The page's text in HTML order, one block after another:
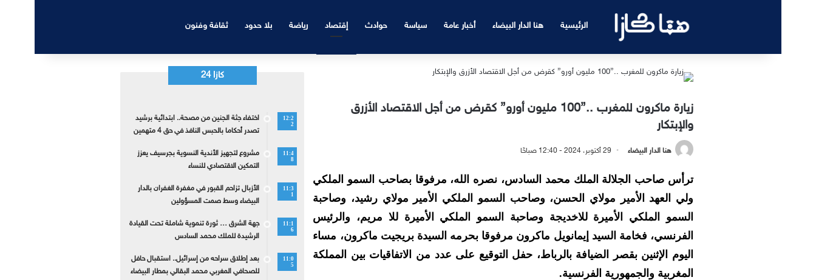
الرئيسية هنا الدار البيضاء أخبار عامة سياسة حوادث إقتصاد رياضة بلا حدود ثقافة وفنون
زيارة ماكرون للمغرب ..”100 مليون أورو” كقرض من أجل الاقتصاد الأزرق
والإبتكار
هنا الدار البيضاء 29 أكتوبر، 2024 - 12:40 صباحًا
ترأس صاحب الجلالة الملك محمد السادس، نصره الله، مرفوقا بصاحب السمو الملكي
ولي العهد الأمير مولاي الحسن، وصاحب السمو الملكي الأمير مولاي رشيد، وصاحبة
السمو الملكي الأميرة للاخديجة وصاحبة السمو الملكي الأميرة للا مريم، والرئيس
الفرنسي، فخامة السيد إيمانويل ماكرون مرفوقا بحرمه السيدة بريجيت ماكرون، مساء
اليوم الإثنين بقصر الضيافة بالرباط، حفل التوقيع على عدد من الاتفاقيات بين المملكة
المغربية والجمهورية الفرنسية.
كازا 24
12:2
2
اختفاء جثة الجنين من مصحة.. ابتدائية برشيد
تصدر أحكاما بالحبس النافذ في حق 4 متهمين
11:4
8
مشروع لتجهيز الأندية النسوية بجرسيف يعزز
التمكين الاقتصادي للنساء
11:3
1
الأزبال تزاحم القبور في مغفرة الغفران بالدار
البيضاء وسط صمت المسؤولين
11:1
6
جهة الشرق … ثورة تنموية شاملة تحت القيادة
الرشيدة للملك محمد السادس
11:0
5
بعد إطلاق سراحه من إسرائيل.. استقبال حافل
للصحافي المغربي محمد البقالي بمطار البيضاء